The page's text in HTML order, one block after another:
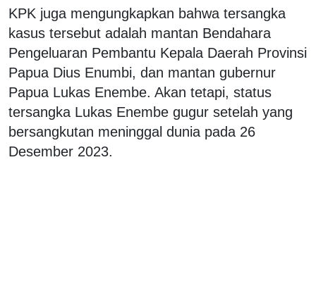
KPK juga mengungkapkan bahwa tersangka
kasus tersebut adalah mantan Bendahara
Pengeluaran Pembantu Kepala Daerah Provinsi
Papua Dius Enumbi, dan mantan gubernur
Papua Lukas Enembe. Akan tetapi, status
tersangka Lukas Enembe gugur setelah yang
bersangkutan meninggal dunia pada 26
Desember 2023.